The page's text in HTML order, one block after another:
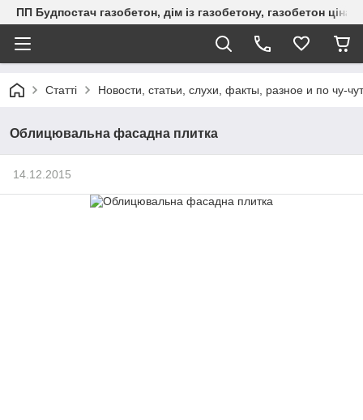
ПП Будпостач газобетон, дім із газобетону, газобетон
Статті Новости, статьи, слухи, факты, разное и по чу-
Облицювальна фасадна плитка
14.12.2015